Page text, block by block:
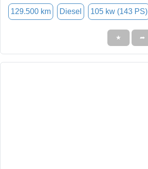
129.500 km Diesel 105 kw (143 PS)
★ ➦